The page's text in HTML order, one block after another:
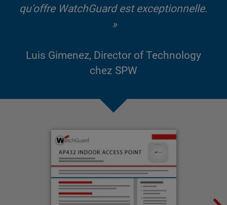
qu'offre WatchGuard est exceptionnelle.
»
Luis Gimenez, Director of Technology
chez SPW